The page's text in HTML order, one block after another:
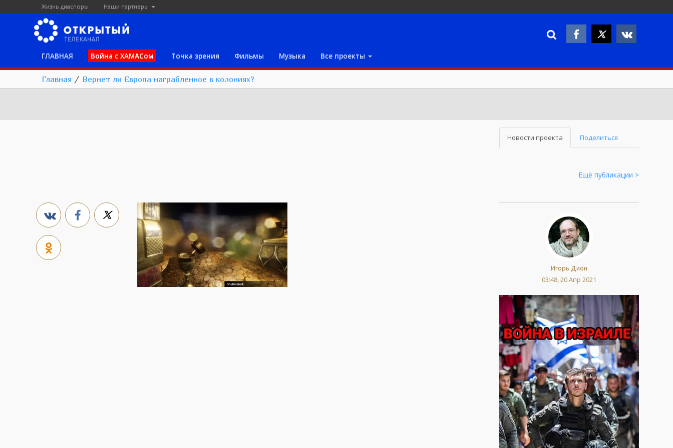
Жизнь диаспоры Наши партнеры
ГЛАВНАЯ Война с ХАМАСом Точка зрения Фильмы Музыка Все проекты
Главная / Вернет ли Европа награбленное в колониях?
Новости проекта Поделиться
Ещё публикации >
Игорь Дион
03:48, 20 Апр 2021